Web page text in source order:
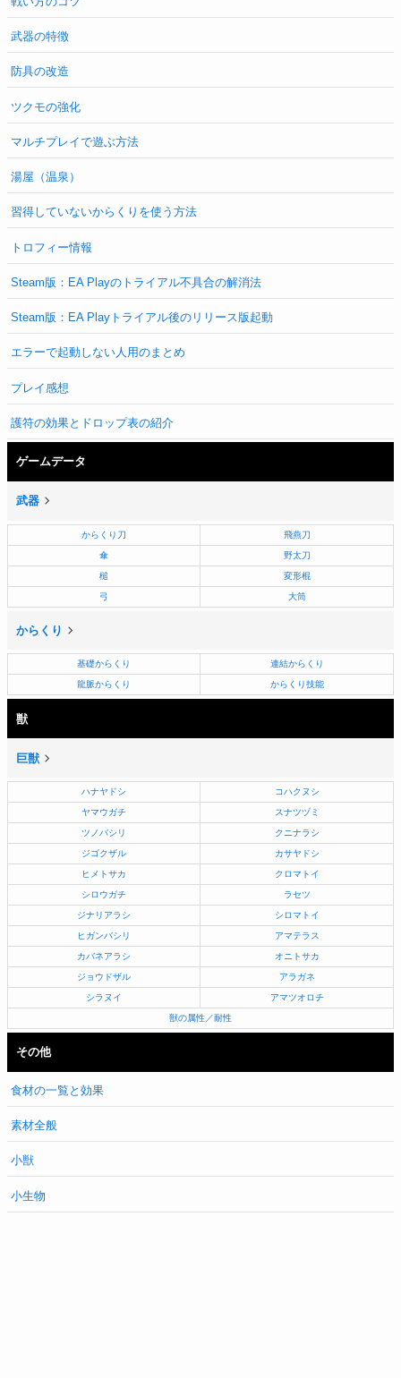
武器の特徴
防具の改造
ツクモの強化
マルチプレイで遊ぶ方法
湯屋（温泉）
習得していないからくりを使う方法
トロフィー情報
Steam版：EA Playのトライアル不具合の解消法
Steam版：EA Playトライアル後のリリース版起動
エラーで起動しない人用のまとめ
プレイ感想
護符の効果とドロップ表の紹介
ゲームデータ
武器
からくり刀 飛燕刀
傘 野太刀
槌 変形棍
弓 大筒
からくり
基礎からくり 連結からくり
龍脈からくり からくり技能
獣
巨獣
ハナヤドシ コハクヌシ
ヤマウガチ スナツヅミ
ツノバシリ クニナラシ
ジゴクザル カサヤドシ
ヒメトサカ クロマトイ
シロウガチ ラセツ
ジナリアラシ シロマトイ
ヒガンバシリ アマテラス
カバネアラシ オニトサカ
ジョウドザル アラガネ
シラヌイ アマツオロチ
獣の属性／耐性
その他
食材の一覧と効果
素材全般
小獣
小生物